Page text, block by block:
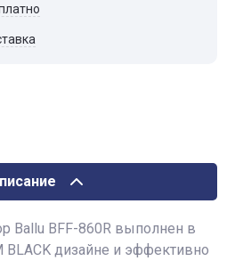
Ballu BFF-860R выполнен в
BLACK дизайне и эффективно